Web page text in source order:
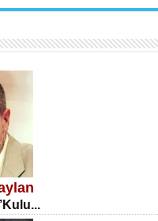
ÇETİNKAYA